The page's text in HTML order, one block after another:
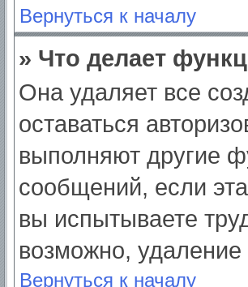
Вернуться к началу
» Что делает
Она удаляет все
оставаться
выполняют другие
сообщений, если
вы испытываете
возможно,
Вернуться к началу